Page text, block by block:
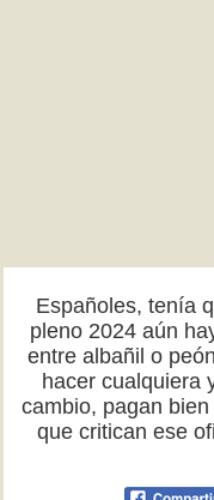
Españoles, tenía
pleno 2024 aún
entre albañil o
hacer cualquiera
cambio, pagan
que critican ese